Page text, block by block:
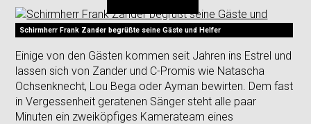
Schirmherr Frank Zander begrüßte seine Gäste und Helfer
Einige von den Gästen kommen seit Jahren ins Estrel und
lassen sich von Zander und C-Promis wie Natascha
Ochsenknecht, Lou Bega oder Ayman bewirten. Dem fast
in Vergessenheit geratenen Sänger steht alle paar
Minuten ein zweiköpfiges Kamerateam eines